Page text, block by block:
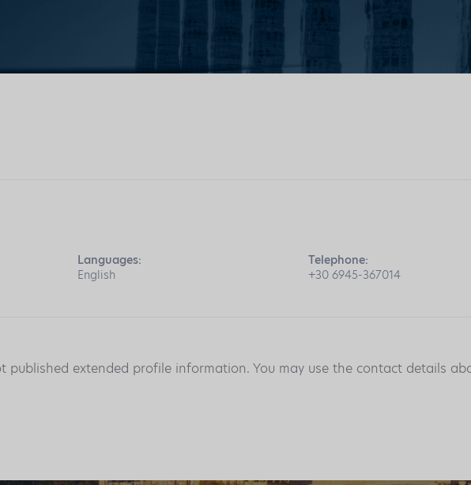
Languages:
English
Telephone:
+30 6945-367014
published extended profile information. You may use the contact details